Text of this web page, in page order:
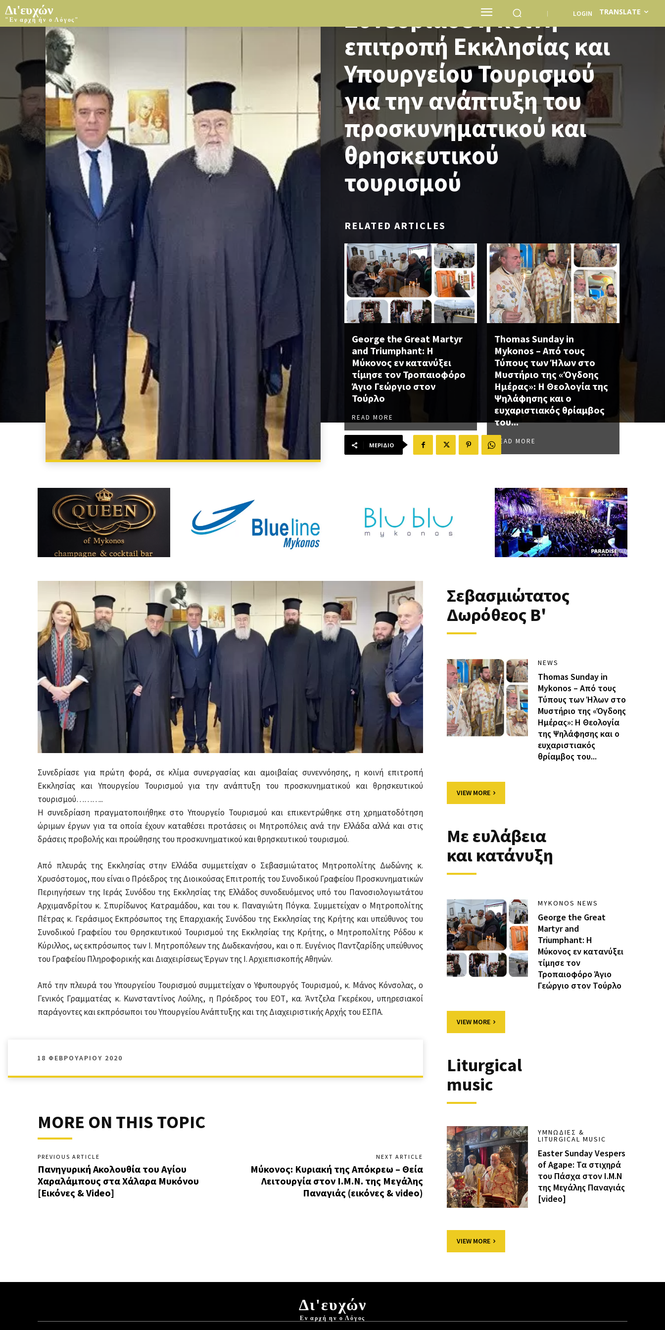
Δι'ευχών
"Εν αρχή ήν ο Λόγος"
TRANSLATE
LOGIN
Συνεδρίασε η κοινή
επιτροπή Εκκλησίας και
Υπουργείου Τουρισμού
για την ανάπτυξη του
προσκυνηματικού και
θρησκευτικού
τουρισμού
RELATED ARTICLES
George the Great Martyr
and Triumphant: Η
Μύκονος εν κατανύξει
τίμησε τον Τροπαιοφόρο
Άγιο Γεώργιο στον
Τούρλο
READ MORE
Thomas Sunday in
Mykonos – Από τους
Τύπους των Ήλων στο
Μυστήριο της «Όγδοης
Ημέρας»: Η Θεολογία της
Ψηλάφησης και ο
ευχαριστιακός θρίαμβος
του...
READ MORE
ΜΕΡΊΔΙΟ
Συνεδρίασε για πρώτη φορά, σε κλίμα συνεργασίας και αμοιβαίας συνεννόησης, η κοινή επιτροπή
Εκκλησίας και Υπουργείου Τουρισμού για την ανάπτυξη του προσκυνηματικού και θρησκευτικού
τουρισμού………..
Η συνεδρίαση πραγματοποιήθηκε στο Υπουργείο Τουρισμού και επικεντρώθηκε στη χρηματοδότηση
ώριμων έργων για τα οποία έχουν καταθέσει προτάσεις οι Μητροπόλεις ανά την Ελλάδα αλλά και στις
δράσεις προβολής και προώθησης του προσκυνηματικού και θρησκευτικού τουρισμού.
Από πλευράς της Εκκλησίας στην Ελλάδα συμμετείχαν ο Σεβασμιώτατος Μητροπολίτης Δωδώνης κ.
Χρυσόστομος, που είναι ο Πρόεδρος της Διοικούσας Επιτροπής του Συνοδικού Γραφείου Προσκυνηματικών
Περιηγήσεων της Ιεράς Συνόδου της Εκκλησίας της Ελλάδος συνοδευόμενος υπό του Πανοσιολογιωτάτου
Αρχιμανδρίτου κ. Σπυρίδωνος Κατραμάδου, και του κ. Παναγιώτη Πόγκα. Συμμετείχαν ο Μητροπολίτης
Πέτρας κ. Γεράσιμος Εκπρόσωπος της Επαρχιακής Συνόδου της Εκκλησίας της Κρήτης και υπεύθυνος του
Συνοδικού Γραφείου του Θρησκευτικού Τουρισμού της Εκκλησίας της Κρήτης, ο Μητροπολίτης Ρόδου κ
Κύριλλος, ως εκπρόσωπος των Ι. Μητροπόλεων της Δωδεκανήσου, και ο π. Ευγένιος Παντζαρίδης υπεύθυνος
του Γραφείου Πληροφορικής και Διαχειρίσεως Έργων της Ι. Αρχιεπισκοπής Αθηνών.
Από την πλευρά του Υπουργείου Τουρισμού συμμετείχαν ο Υφυπουργός Τουρισμού, κ. Μάνος Κόνσολας, ο
Γενικός Γραμματέας κ. Κωνσταντίνος Λούλης, η Πρόεδρος του ΕΟΤ, κα. Άντζελα Γκερέκου, υπηρεσιακοί
παράγοντες και εκπρόσωποι του Υπουργείου Ανάπτυξης και της Διαχειριστικής Αρχής του ΕΣΠΑ.
18 ΦΕΒΡΟΥΑΡΊΟΥ 2020
MORE ON THIS TOPIC
PREVIOUS ARTICLE
Πανηγυρική Ακολουθία του Αγίου
Χαραλάμπους στα Χάλαρα Μυκόνου
[Εικόνες & Video]
NEXT ARTICLE
Μύκονος: Κυριακή της Απόκρεω – Θεία
Λειτουργία στον Ι.Μ.Ν. της Μεγάλης
Παναγιάς (εικόνες & video)
Σεβασμιώτατος
Δωρόθεος Β'
NEWS
Thomas Sunday in
Mykonos – Από τους
Τύπους των Ήλων στο
Μυστήριο της «Όγδοης
Ημέρας»: Η Θεολογία
της Ψηλάφησης και ο
ευχαριστιακός
θρίαμβος του...
VIEW MORE
Με ευλάβεια
και κατάνυξη
MYKONOS NEWS
George the Great
Martyr and
Triumphant: Η
Μύκονος εν κατανύξει
τίμησε τον
Τροπαιοφόρο Άγιο
Γεώργιο στον Τούρλο
VIEW MORE
Liturgical
music
ΥΜΝΩΔΊΕΣ &
LITURGICAL MUSIC
Easter Sunday Vespers
of Agape: Τα στιχηρά
του Πάσχα στον Ι.Μ.Ν
της Μεγάλης Παναγιάς
[video]
VIEW MORE
Δι'ευχών
Εν αρχή ην ο Λόγος